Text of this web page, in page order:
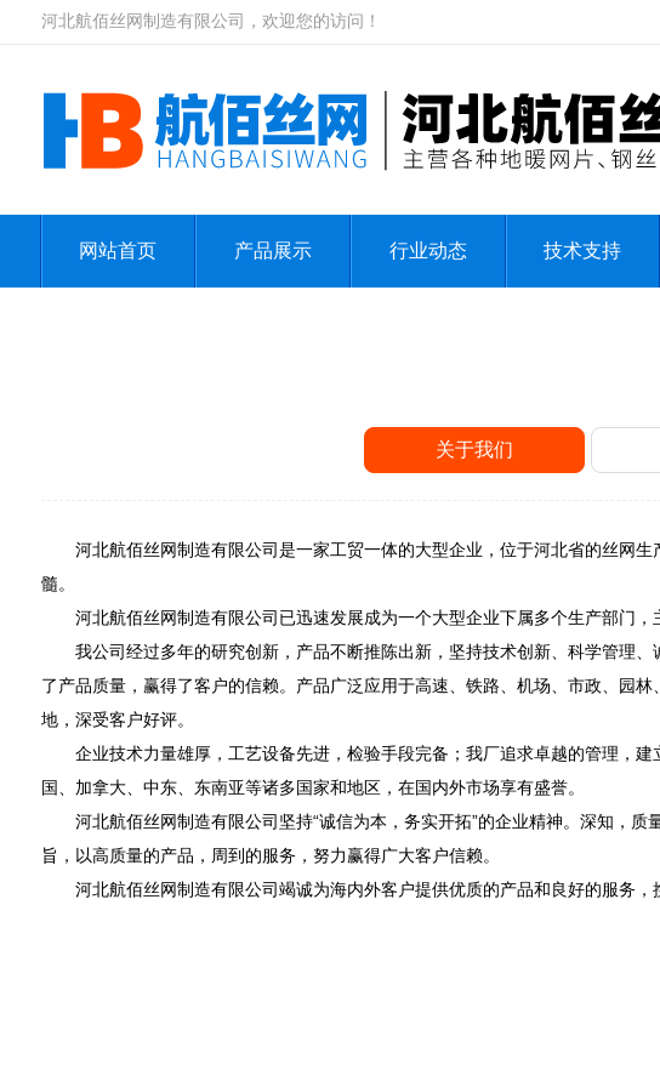
河北航佰丝网制造有限公司，欢迎您的访问！
网站首页 产品展示 行业动态 技术支持
关于我们
河北航佰丝网制造有限公司是一家工贸一体的大型企业，位于河北省的丝网
髓。
河北航佰丝网制造有限公司已迅速发展成为一个大型企业下属多个生产部门
我公司经过多年的研究创新，产品不断推陈出新，坚持技术创新、科学管理
了产品质量，赢得了客户的信赖。产品广泛应用于高速、铁路、机场、市政、园
地，深受客户好评。
企业技术力量雄厚，工艺设备先进，检验手段完备；我厂追求卓越的管理，
国、加拿大、中东、东南亚等诸多国家和地区，在国内外市场享有盛誉。
河北航佰丝网制造有限公司坚持“诚信为本，务实开拓”的企业精神。深知，
旨，以高质量的产品，周到的服务，努力赢得广大客户信赖。
河北航佰丝网制造有限公司竭诚为海内外客户提供优质的产品和良好的服务